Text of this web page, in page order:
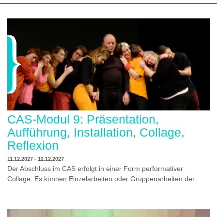
gemeinsam die Aus-/Weiterbildung machst. Bewirb dich jetzt auf
Aufnahmeworkshop. Bei Fragen, schreibe uns einfach eine Mail
an: info@theaterwerkstatt-heidelberg.de Wir freuen uns auf dich!
CAS-Modul 9: Präsentation,
Aufführung, Installation, Collage,
Reflexion
11.12.2027 - 12.12.2027
Der Abschluss im CAS erfolgt in einer Form performativer
Collage. Es können Einzelarbeiten oder Gruppenarbeiten der
Ausbildungsprogramm zu erleben. Die Studierenden des